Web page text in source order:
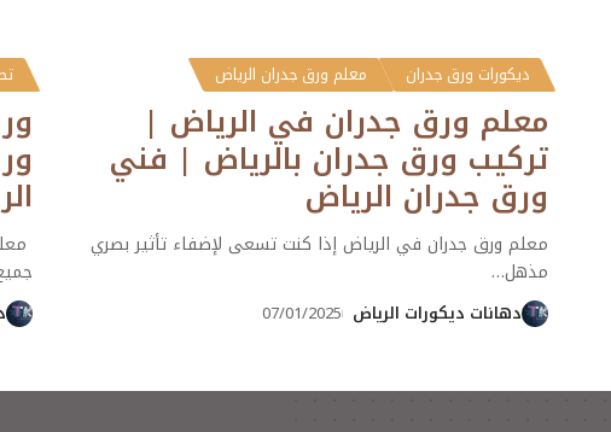
ديكورات ورق جدران معلم ورق جدران الرياض
معلم ورق جدران في الرياض |
تركيب ورق جدران بالرياض | فني
ورق جدران الرياض
معلم ورق جدران في الرياض إذا كنت تسعى لإضفاء تأثير بصري
مذهل…
دهانات ديكورات الرياض 07/01/2025